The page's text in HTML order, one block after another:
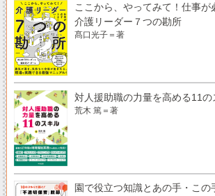
ここから、やってみて！仕事
介護リーダー７つの勘所
髙口光子＝著
対人援助職の力量を高める11の
荒木 篤＝著
園で役立つ知識とあの手・こ